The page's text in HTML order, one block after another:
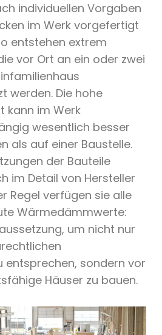
individuellen Vorgaben
im Werk vorgefertigt
entstehen extrem
vor Ort an ein oder zwei
werden. Die hohe
kann im Werk
wesentlich besser
als auf einer Baustelle.
der Bauteile
im Detail von Hersteller
Regel verfügen sie alle
Wärmedämmwerte:
um nicht nur
entsprechen, sondern vor
Häuser zu bauen.